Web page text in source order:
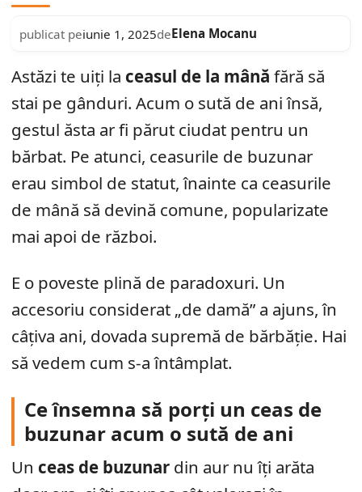
publicat peiunie 1, 2025deElena Mocanu
Astăzi te uiți la ceasul de la mână fără să
stai pe gânduri. Acum o sută de ani însă,
gestul ăsta ar fi părut ciudat pentru un
bărbat. Pe atunci, ceasurile de buzunar
erau simbol de statut, înainte ca ceasurile
de mână să devină comune, popularizate
mai apoi de război.
E o poveste plină de paradoxuri. Un
accesoriu considerat „de damă” a ajuns, în
câțiva ani, dovada supremă de bărbăție. Hai
să vedem cum s-a întâmplat.
Ce însemna să porți un ceas de
buzunar acum o sută de ani
Un ceas de buzunar din aur nu îți arăta